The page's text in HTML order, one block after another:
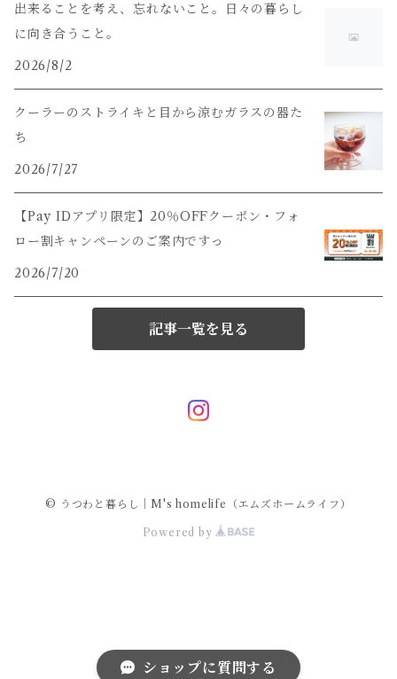
ショップに質問する
出来ることを考え、忘れないこと。日々の暮らし
に向き合うこと。
2026/8/2
クーラーのストライキと目から涼むガラスの器た
ち
2026/7/27
【Pay IDアプリ限定】20％OFFクーポン・フォ
ロー割キャンペーンのご案内ですっ
2026/7/20
記事一覧を見る
© うつわと暮らし｜M's homelife（エムズホームライフ）
Powered by